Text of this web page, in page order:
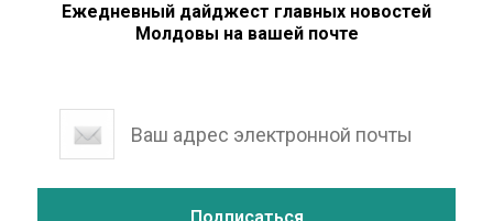
Ежедневный дайджест главных новостей
Молдовы на вашей почте